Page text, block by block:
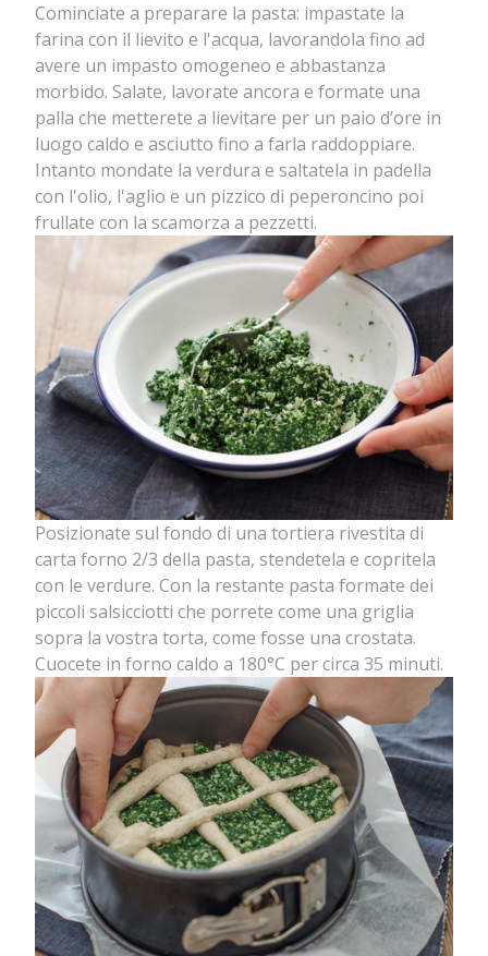
Cominciate a preparare la pasta: impastate la
farina con il lievito e l'acqua, lavorandola fino ad
avere un impasto omogeneo e abbastanza
morbido. Salate, lavorate ancora e formate una
palla che metterete a lievitare per un paio d’ore in
luogo caldo e asciutto fino a farla raddoppiare.
Intanto mondate la verdura e saltatela in padella
con l'olio, l'aglio e un pizzico di peperoncino poi
frullate con la scamorza a pezzetti.
Posizionate sul fondo di una tortiera rivestita di
carta forno 2/3 della pasta, stendetela e copritela
con le verdure. Con la restante pasta formate dei
piccoli salsicciotti che porrete come una griglia
sopra la vostra torta, come fosse una crostata.
Cuocete in forno caldo a 180°C per circa 35 minuti.